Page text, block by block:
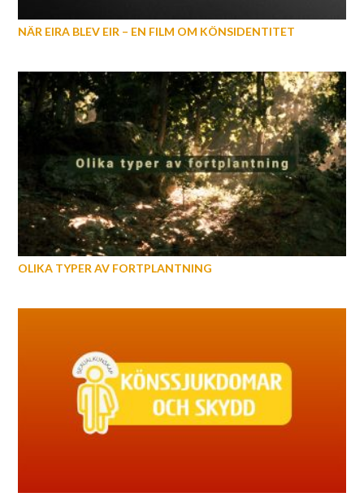
NÄR EIRA BLEV EIR – EN FILM OM KÖNSIDENTITET
OLIKA TYPER AV FORTPLANTNING